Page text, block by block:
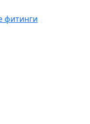
фитинги